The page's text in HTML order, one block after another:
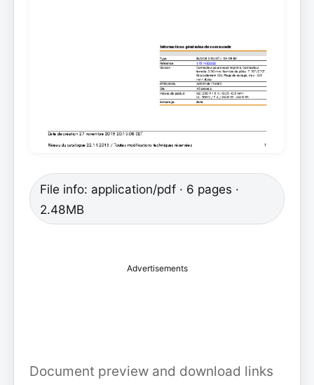
File info: application/pdf · 6 pages ·
2.48MB
Advertisements
Document preview and download links